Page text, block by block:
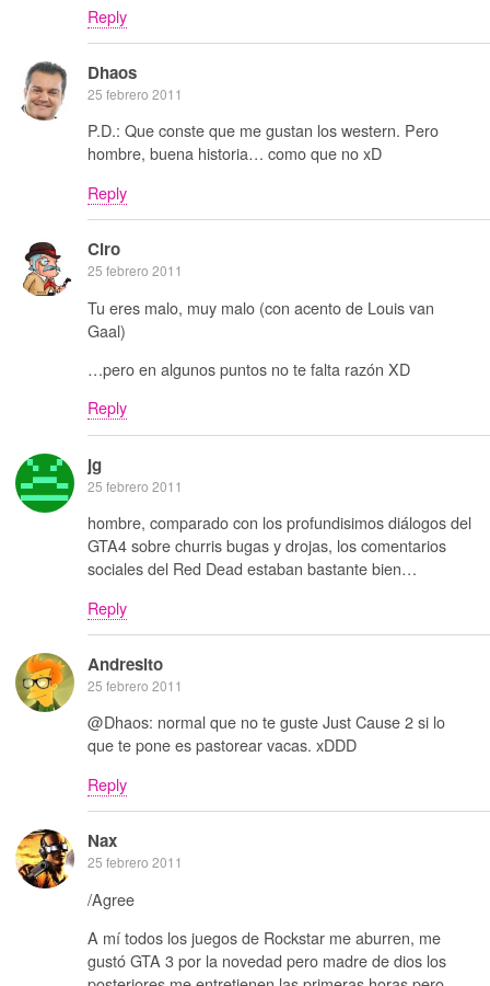
Reply
Dhaos
25 febrero 2011
P.D.: Que conste que me gustan los western. Pero
hombre, buena historia… como que no xD
Reply
Ciro
25 febrero 2011
Tu eres malo, muy malo (con acento de Louis van
Gaal)
…pero en algunos puntos no te falta razón XD
Reply
jg
25 febrero 2011
hombre, comparado con los profundisimos diálogos del
GTA4 sobre churris bugas y drojas, los comentarios
sociales del Red Dead estaban bastante bien…
Reply
Andresito
25 febrero 2011
@Dhaos: normal que no te guste Just Cause 2 si lo
que te pone es pastorear vacas. xDDD
Reply
Nax
25 febrero 2011
/Agree
A mí todos los juegos de Rockstar me aburren, me
gustó GTA 3 por la novedad pero madre de dios los